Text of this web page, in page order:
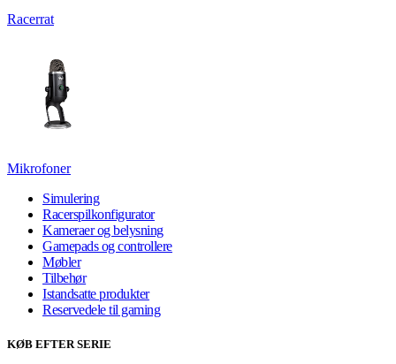
Racerrat
Mikrofoner
Simulering
Racerspilkonfigurator
Kameraer og belysning
Gamepads og controllere
Møbler
Tilbehør
Istandsatte produkter
Reservedele til gaming
KØB EFTER SERIE